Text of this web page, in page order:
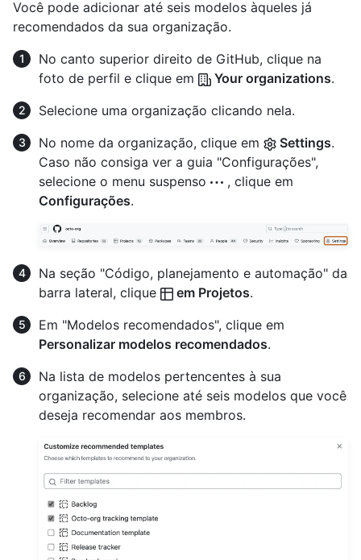
Você pode adicionar até seis modelos àqueles já
recomendados da sua organização.
No canto superior direito de GitHub, clique na
foto de perfil e clique em
Your organizations.
Selecione uma organização clicando nela.
No nome da organização, clique em
Settings.
Caso não consiga ver a guia "Configurações",
selecione o menu suspenso
, clique em
Configurações.
Na seção "Código, planejamento e automação" da
barra lateral, clique
em Projetos.
Em "Modelos recomendados", clique em
Personalizar modelos recomendados.
Na lista de modelos pertencentes à sua
organização, selecione até seis modelos que você
deseja recomendar aos membros.